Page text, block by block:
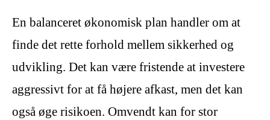
En balanceret økonomisk plan handler om at
finde det rette forhold mellem sikkerhed og
udvikling. Det kan være fristende at investere
aggressivt for at få højere afkast, men det kan
også øge risikoen. Omvendt kan for stor